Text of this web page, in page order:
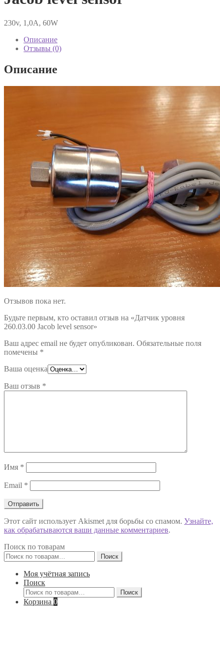
230v, 1,0A, 60W
Описание
Отзывы (0)
Описание
Отзывов пока нет.
Будьте первым, кто оставил отзыв на «Датчик уровня
260.03.00 Jacob level sensor»
Ваш адрес email не будет опубликован. Обязательные поля
помечены *
Ваша оценка
Ваш отзыв *
Имя *
Email *
Этот сайт использует Akismet для борьбы со спамом. Узнайте,
как обрабатываются ваши данные комментариев.
Поиск по товарам
Искать:
Поиск
Моя учётная запись
Поиск
Искать:
Поиск
Корзина 0